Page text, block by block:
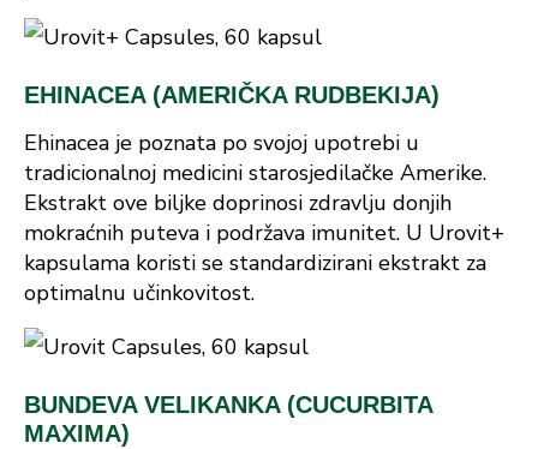
EHINACEA (AMERIČKA RUDBEKIJA)
Ehinacea je poznata po svojoj upotrebi u
tradicionalnoj medicini starosjedilačke Amerike.
Ekstrakt ove biljke doprinosi zdravlju donjih
mokraćnih puteva i podržava imunitet. U Urovit+
kapsulama koristi se standardizirani ekstrakt za
optimalnu učinkovitost.
BUNDEVA VELIKANKA (CUCURBITA
MAXIMA)